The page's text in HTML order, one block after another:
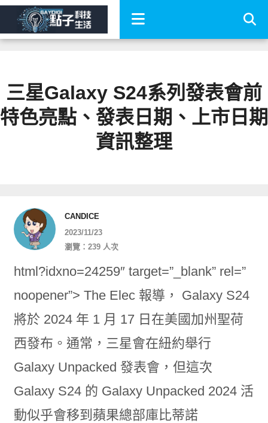
三星Galaxy S24系列發表會前
特色亮點、發表日期、上市日期
資訊整理
CANDICE
2023/11/23
瀏覽：239 人次
html?idxno=24259″ target=”_blank” rel=”
noopener”> The Elec 報導， Galaxy S24
將於 2024 年 1 月 17 日在美國加州聖荷
西發布。通常，三星會在紐約舉行
Galaxy Unpacked 發表會，但這次
Galaxy S24 的 Galaxy Unpacked 2024 活
動似乎會移到蘋果總部庫比蒂諾